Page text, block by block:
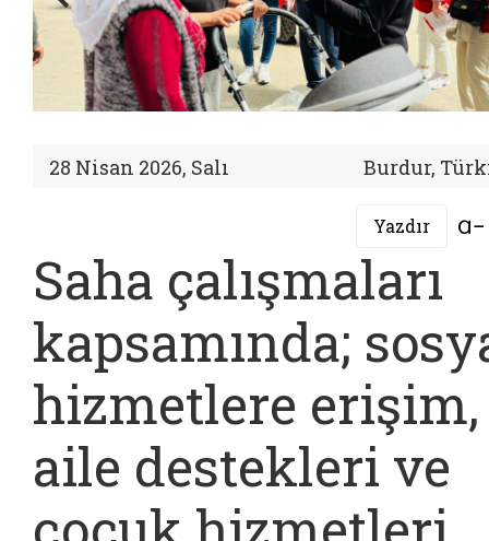
28 Nisan 2026, Salı Burdur,
Yazdır
Saha çalışmaları
kapsamında;
hizmetlere erişim,
aile destekleri ve